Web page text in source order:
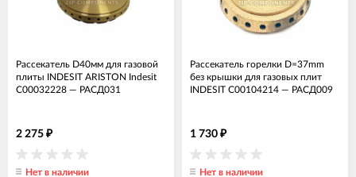
Рассекатель D40мм для газовой
плиты INDESIT ARISTON Indesit
C00032228 — РАСД031
2 275 ₽
Нет в наличии
Рассекатель горелки D=37mm
без крышки для газовых плит
INDESIT C00104214 — РАСД009
1 730 ₽
Нет в наличии